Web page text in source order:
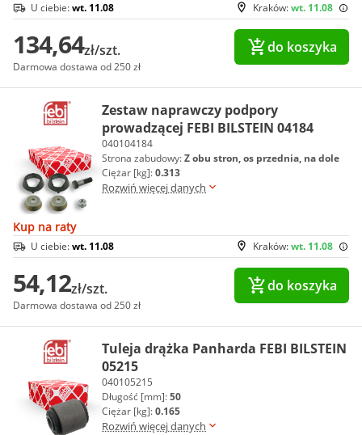
Kraków:wt. 11.08
U ciebie:wt. 11.08
134,64zł/szt.
Darmowa dostawa od 250 zł
do koszyka
Zestaw naprawczy podpory
prowadzącej FEBI BILSTEIN 04184
040104184
Strona zabudowy:Z obu stron, os przednia, na dole
Ciężar [kg]:0.313
Rozwiń więcej danych
Kup na raty
Kraków:wt. 11.08
U ciebie:wt. 11.08
54,12zł/szt.
Darmowa dostawa od 250 zł
do koszyka
Tuleja drążka Panharda FEBI BILSTEIN
05215
040105215
Długość [mm]:50
Ciężar [kg]:0.165
Rozwiń więcej danych